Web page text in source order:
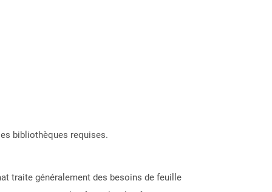
bibliothèques requises.
traite généralement des besoins de feuille